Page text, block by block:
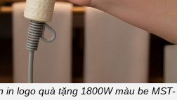
in logo quà tặng 1800W màu be MST-